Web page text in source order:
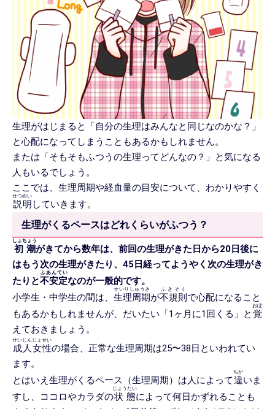
生理がはじまると「自分の生理はみんなと同じなのかな？」
と心配になってしまうこともあるかもしれません。
または「そもそもふつうの生理ってどんなの？」と気になる
人もいるでしょう。
ここでは、生理周期や経血量の目安について、わかりやすく
説明
せつめい
していきます。
生理がくるペースはどれくらいがふつう？
初潮
しょちょう
がきてから数年は、前回の生理がきた日から20日後に
はもう次の生理がきたり、45日経ってようやく次の生理がき
たりと不安定
ふあんてい
なのが一般的です。
小学生・中学生の間は、 生理周期
せいりしゅうき
が不規則
ふきそく
で心配になること
もあるかもしれませんが、だいたい「1ヶ月に1回くる」と 覚
おぼ
えておきましょう。
成人女性
せいじんじょせい
の場合、正常な生理周期は25〜38日といわれてい
ます。
とはいえ生理がくるペース（生理周期）は人によって違
ちが
いま
すし、ココロやカラダの状態
じょうたい
によって何日かずれることも